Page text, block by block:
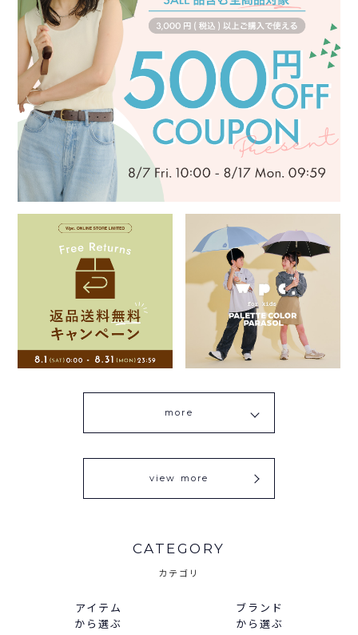
more
view more
CATEGORY
カテゴリ
アイテム
から選ぶ
ブランド
から選ぶ